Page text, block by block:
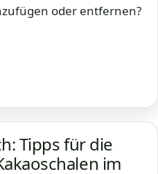
oder entfernen?
Tipps für die
im